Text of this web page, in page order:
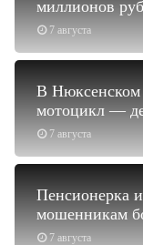
7 августа
миллионов
7 августа
В Нюксенском
мотоцикл —
7 августа
Пенсионерка
мошенникам